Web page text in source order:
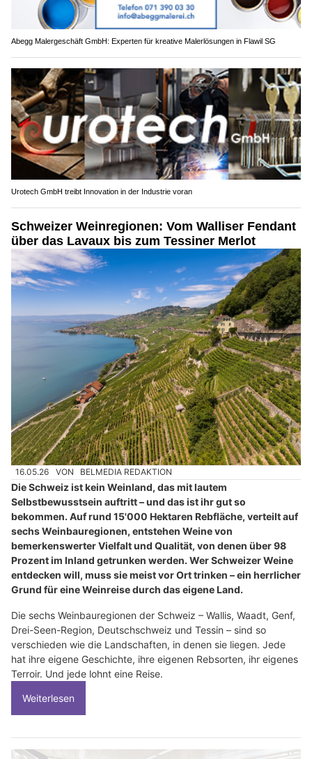
Abegg Malergeschäft GmbH: Experten für kreative Malerlösungen in Flawil SG
Urotech GmbH treibt Innovation in der Industrie voran
Schweizer Weinregionen: Vom Walliser Fendant
über das Lavaux bis zum Tessiner Merlot
16.05.26 VON BELMEDIA REDAKTION
Die Schweiz ist kein Weinland, das mit lautem
Selbstbewusstsein auftritt – und das ist ihr gut so
bekommen. Auf rund 15'000 Hektaren Rebfläche, verteilt auf
sechs Weinbauregionen, entstehen Weine von
bemerkenswerter Vielfalt und Qualität, von denen über 98
Prozent im Inland getrunken werden. Wer Schweizer Weine
entdecken will, muss sie meist vor Ort trinken – ein herrlicher
Grund für eine Weinreise durch das eigene Land.
Die sechs Weinbauregionen der Schweiz – Wallis, Waadt, Genf,
Drei-Seen-Region, Deutschschweiz und Tessin – sind so
verschieden wie die Landschaften, in denen sie liegen. Jede
hat ihre eigene Geschichte, ihre eigenen Rebsorten, ihr eigenes
Terroir. Und jede lohnt eine Reise.
Weiterlesen